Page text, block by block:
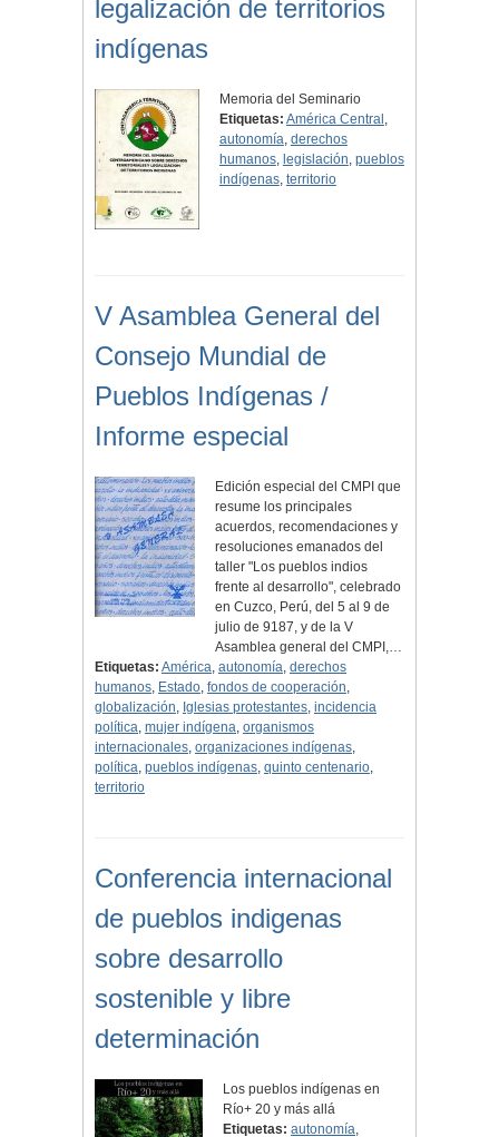
legalización de territorios
indígenas
Memoria del Seminario
Etiquetas: América Central ,
autonomía, derechos
humanos, legislación, pueblos
indígenas, territorio
V Asamblea General del
Consejo Mundial de
Pueblos Indígenas /
Informe especial
Edición especial del CMPI que
resume los principales
acuerdos, recomendaciones y
resoluciones emanados del
taller "Los pueblos indios
frente al desarrollo", celebrado
en Cuzco, Perú, del 5 al 9 de
julio de 9187, y de la V
Asamblea general del CMPI,…
Etiquetas: América, autonomía, derechos
humanos, Estado, fondos de cooperación,
globalización, Iglesias protestantes, incidencia
política, mujer indígena, organismos
internacionales, organizaciones indígenas,
política, pueblos indígenas, quinto centenario,
territorio
Conferencia internacional
de pueblos indigenas
sobre desarrollo
sostenible y libre
determinación
Los pueblos indígenas en
Río+ 20 y más allá
Etiquetas: autonomía,